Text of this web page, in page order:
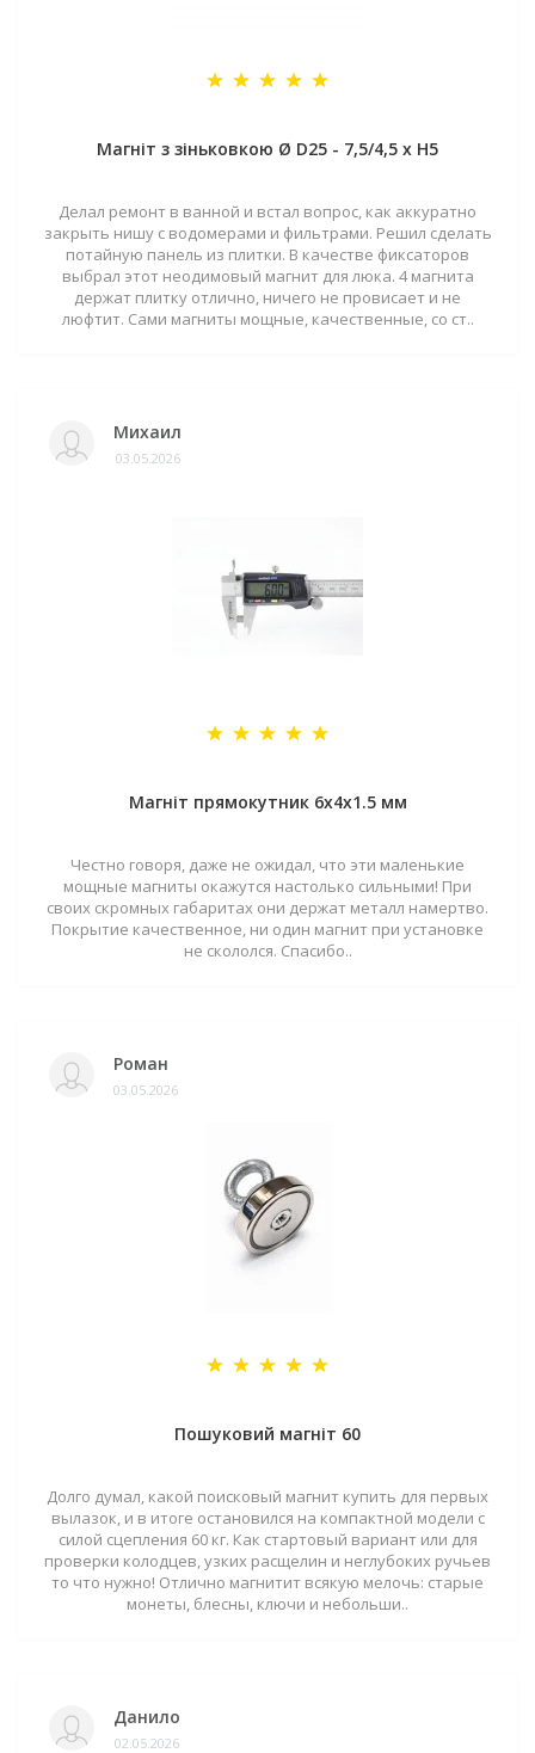
Магніт з зіньковкою Ø D25 - 7,5/4,5 х H5
Делал ремонт в ванной и встал вопрос, как аккуратно
закрыть нишу с водомерами и фильтрами. Решил сделать
потайную панель из плитки. В качестве фиксаторов
выбрал этот неодимовый магнит для люка. 4 магнита
держат плитку отлично, ничего не провисает и не
люфтит. Сами магниты мощные, качественные, со ст..
Михаил
03.05.2026
Магніт прямокутник 6х4х1.5 мм
Честно говоря, даже не ожидал, что эти маленькие
мощные магниты окажутся настолько сильными! При
своих скромных габаритах они держат металл намертво.
Покрытие качественное, ни один магнит при установке
не скололся. Спасибо..
Роман
03.05.2026
Пошуковий магніт 60
Долго думал, какой поисковый магнит купить для первых
вылазок, и в итоге остановился на компактной модели с
силой сцепления 60 кг. Как стартовый вариант или для
проверки колодцев, узких расщелин и неглубоких ручьев
то что нужно! Отлично магнитит всякую мелочь: старые
монеты, блесны, ключи и небольши..
Данило
02.05.2026